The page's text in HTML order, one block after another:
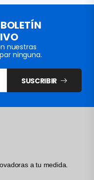
nuestras
ninguna.
SUSCRIBIR
a tu medida.